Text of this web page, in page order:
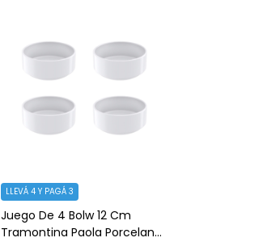
Juego De 4 Bolw 12 Cm
Tramontina Paola Porcelana
LLEVÁ 4 Y PAGÁ 3